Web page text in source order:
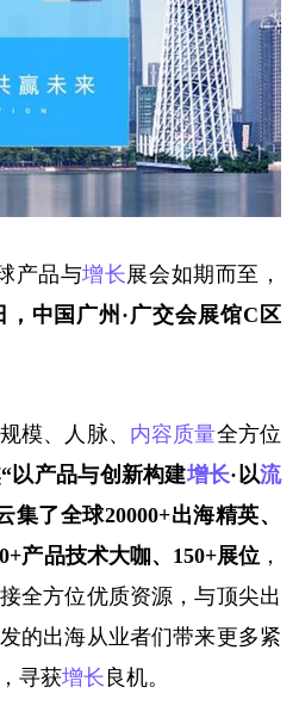
产品与增长展会如期而至，
中国广州·广交会展馆C区
模、人脉、 内容质量全方位
“以产品与创新构建增长·以流
集了全球20000+出海精英、
产品技术大咖、150+展位 ，
全方位优质资源，与顶尖出
的出海从业者们带来更多紧
寻获增长 良机。